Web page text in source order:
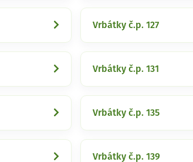
Vrbátky č.p. 127
Vrbátky č.p. 131
Vrbátky č.p. 135
Vrbátky č.p. 139